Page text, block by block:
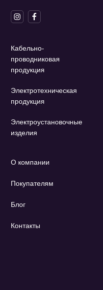
Кабельно-
проводниковая
продукция
Электротехническая
продукция
Электроустановочные
изделия
О компании
Покупателям
Блог
Контакты